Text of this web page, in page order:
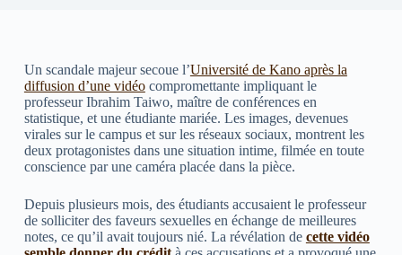
Un scandale majeur secoue l’Université de Kano après la
diffusion d’une vidéocompromettante impliquant le
professeur Ibrahim Taiwo, maître de conférences en
statistique, et une étudiante mariée. Les images, devenues
virales sur le campus et sur les réseaux sociaux, montrent les
deux protagonistes dans une situation intime, filmée en toute
conscience par une caméra placée dans la pièce.
Depuis plusieurs mois, des étudiants accusaient le professeur
de solliciter des faveurs sexuelles en échange de meilleures
notes, ce qu’il avait toujours nié. La révélation de cette vidéo